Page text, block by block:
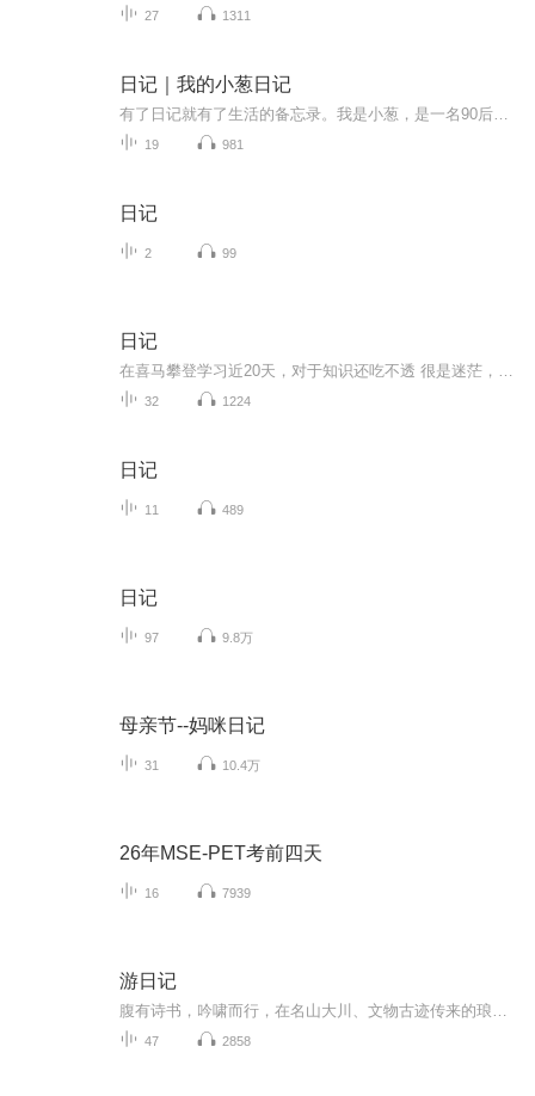
27 1311
日记｜我的小葱日记
19 981
日记
2 99
日记
32 1224
日记
11 489
日记
97 9.8万
母亲节--妈咪日记
31 10.4万
26年MSE-PET考前四天
16 7939
游日记
47 2858